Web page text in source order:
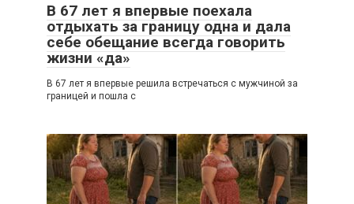
В 67 лет я впервые поехала
отдыхать за границу одна и дала
себе обещание всегда говорить
жизни «да»
В 67 лет я впервые решила встречаться с мужчиной за
границей и пошла с